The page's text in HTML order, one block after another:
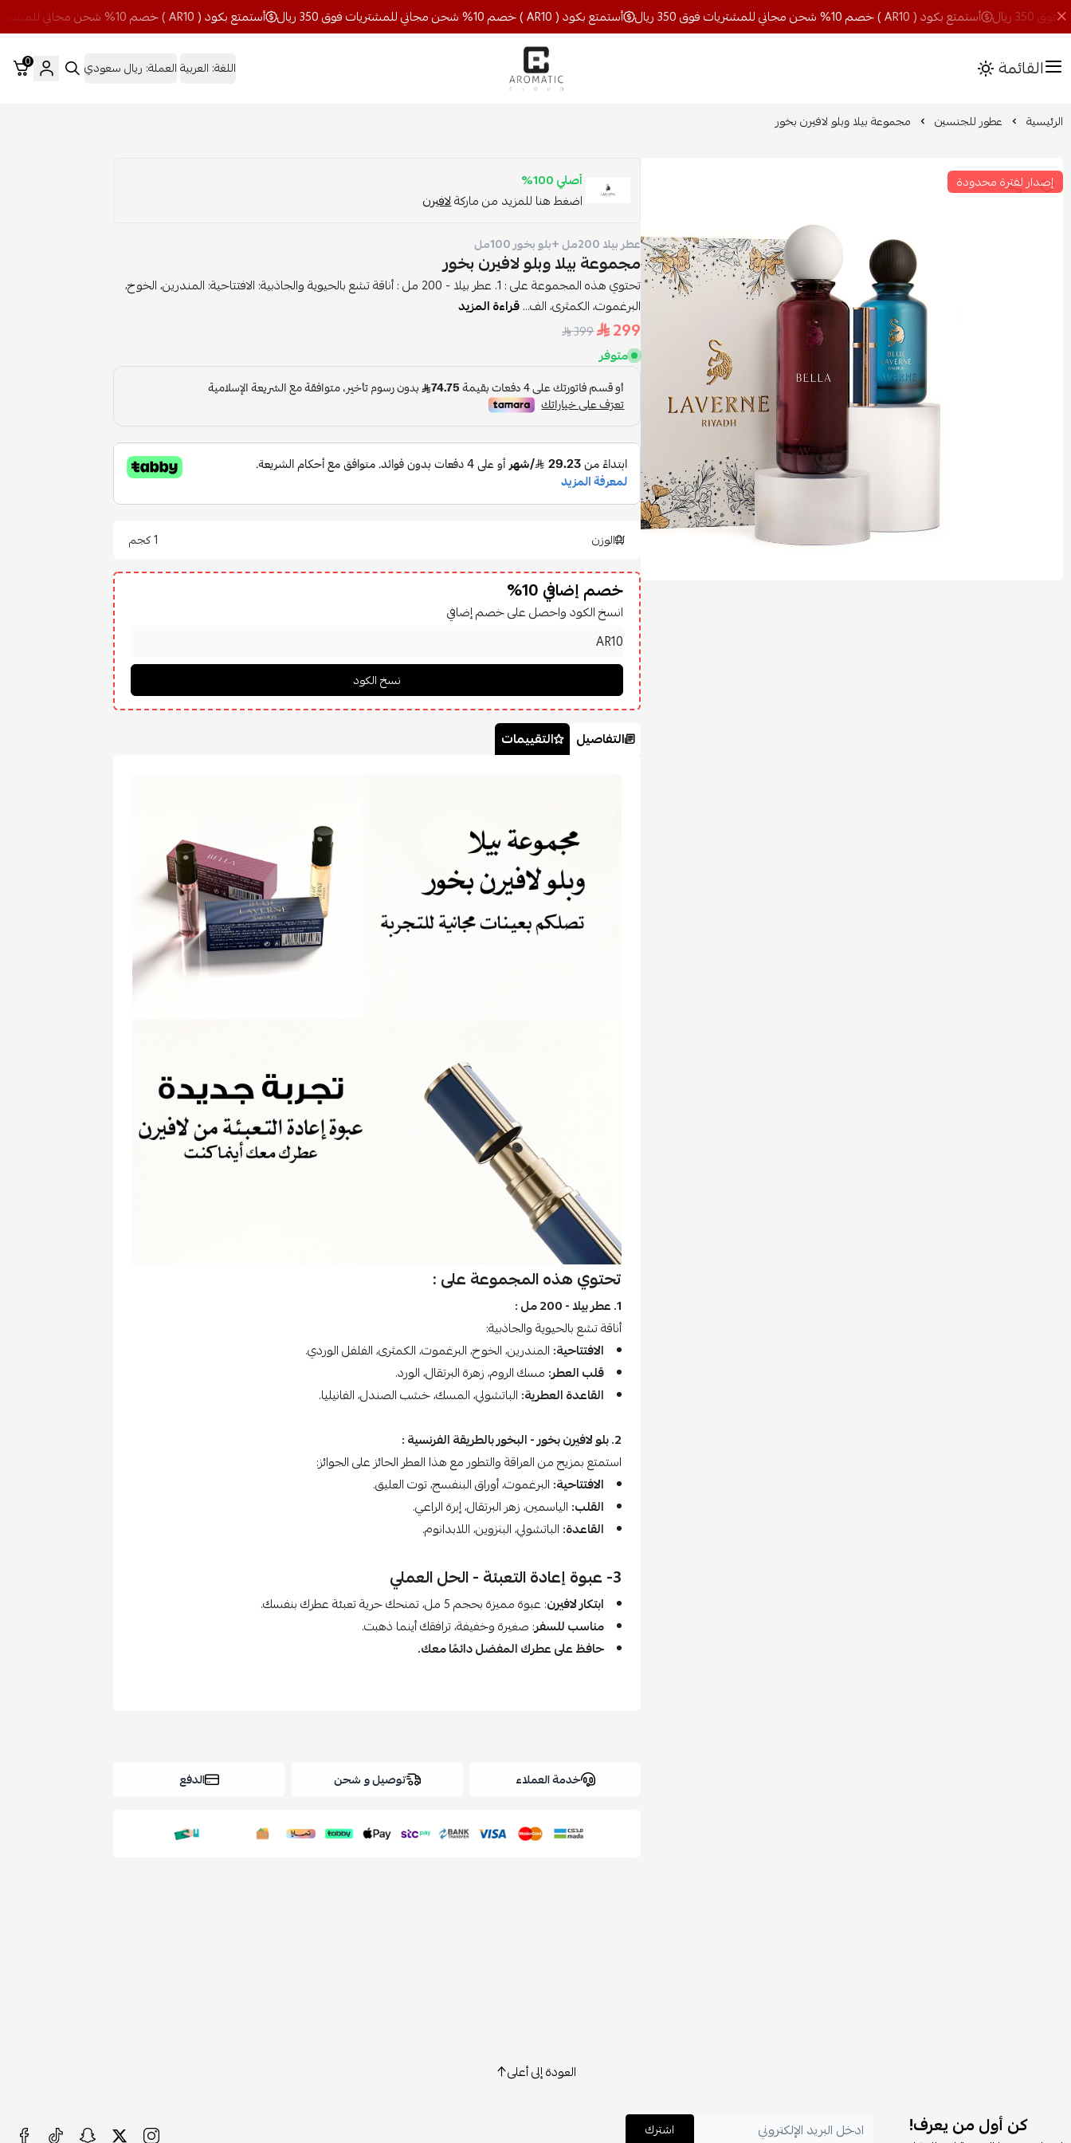
أستمتع بكود ( AR10 ) خصم 10% شحن مجاني للمشتريات فوق 350 ريال أستمتع بكود ( AR10 ) خصم 10% شحن مجاني للمشتريات فوق 350 ريال أستمتع بكود ( AR10 ) خصم 10% شحن مجاني للمشتريات فوق 350 ريال
القائمة اروماتيك كلاود اللغة: العربيةالعملة: ريال سعودي 0
الرئيسية عطور للجنسين مجموعة بيلا وبلو لافيرن بخور
إصدار لفترة محدودة
أصلي 100%
اضغط هنا للمزيد من ماركةلافيرن
عطر بيلا 200مل +بلو بخور 100مل
مجموعة بيلا وبلو لافيرن بخور
تحتوي هذه المجموعة على : 1. عطر بيلا - 200 مل : أناقة تشع بالحيوية والجاذبية: الافتتاحية: المندرين، الخوخ،
البرغموت، الكمثرى، الف...قراءة المزيد
299
399
متوفر
الوزن 1 كجم
خصم إضافي 10%
انسخ الكود واحصل على خصم إضافي
التفاصيل التقييمات
تحتوي هذه المجموعة على :
1. عطر بيلا - 200 مل :
أناقة تشع بالحيوية والجاذبية:
الافتتاحية: المندرين، الخوخ، البرغموت، الكمثرى، الفلفل الوردي.
قلب العطر: مسك الروم، زهرة البرتقال، الورد.
القاعدة العطرية: الباتشولي، المسك، خشب الصندل، الفانيليا.
2. بلو لافيرن بخور - البخور بالطريقة الفرنسية :
استمتع بمزيج من العراقة والتطور مع هذا العطر الحائز على الجوائز:
الافتتاحية: البرغموت، أوراق البنفسج، توت العليق.
القلب: الياسمين، زهر البرتقال، إبرة الراعي.
القاعدة: الباتشولي، البنزوين، اللابدانوم.
3- عبوة إعادة التعبئة - الحل العملي
ابتكار لافيرن: عبوة مميزة بحجم 5 مل، تمنحك حرية تعبئة عطرك بنفسك.
مناسب للسفر: صغيرة وخفيفة، ترافقك أينما ذهبت.
حافظ على عطرك المفضل دائمًا معك.
خدمة العملاء توصيل و شحن الدفع
العودة إلى أعلى
كن أول من يعرف! اشترك